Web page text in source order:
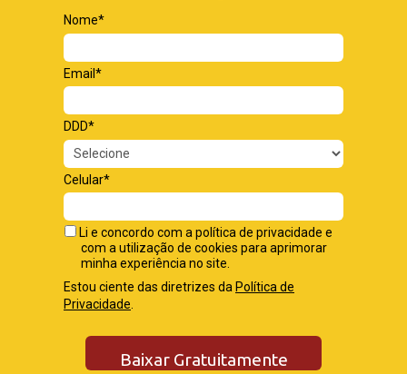
Nome*
Email*
DDD*
Celular*
Li e concordo com a política de privacidade e
com a utilização de cookies para aprimorar
minha experiência no site.
Estou ciente das diretrizes da Política de
Privacidade
Baixar Gratuitamente